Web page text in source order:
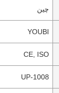
چین
YOUBI
CE, ISO
UP-1008